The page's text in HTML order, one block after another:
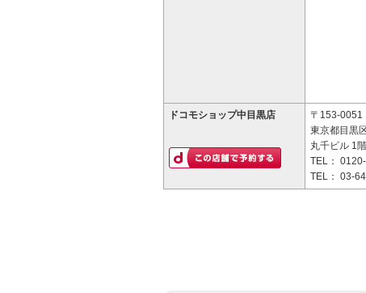
ドコモショップ中目黒店
〒153-0051
東京都目黒
丸千ビル 1階
TEL：
TEL： 03-